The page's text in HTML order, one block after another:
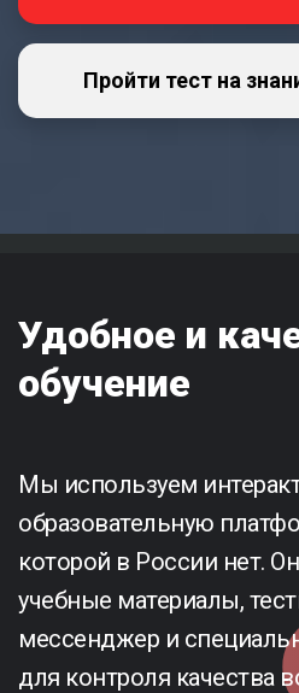
Пройти тест на
Удобное и
обучение
Мы используем
образовательную
которой в России нет.
учебные материалы,
мессенджер и
для контроля качества